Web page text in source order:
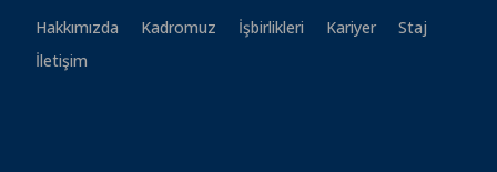
Hakkımızda Kadromuz İşbirlikleri Kariyer
Staj
İletişim